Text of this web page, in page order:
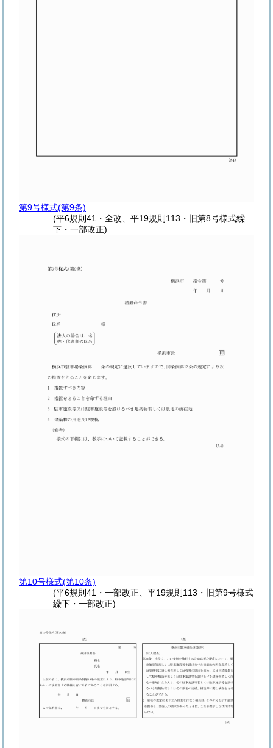
第9号様式(第9条)
(平6規則41・全改、平19規則113・旧第8号様式繰
下・一部改正)
第10号様式(第10条)
(平6規則41・一部改正、平19規則113・旧第9号様式
繰下・一部改正)